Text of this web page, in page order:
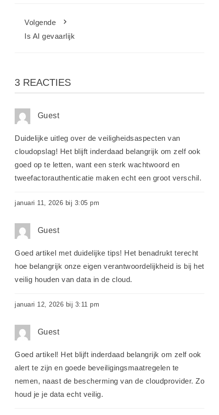
Volgende
Is AI gevaarlijk
3 REACTIES
Guest
Duidelijke uitleg over de veiligheidsaspecten van
cloudopslag! Het blijft inderdaad belangrijk om zelf ook
goed op te letten, want een sterk wachtwoord en
tweefactorauthenticatie maken echt een groot verschil.
januari 11, 2026 bij 3:05 pm
Guest
Goed artikel met duidelijke tips! Het benadrukt terecht
hoe belangrijk onze eigen verantwoordelijkheid is bij het
veilig houden van data in de cloud.
januari 12, 2026 bij 3:11 pm
Guest
Goed artikel! Het blijft inderdaad belangrijk om zelf ook
alert te zijn en goede beveiligingsmaatregelen te
nemen, naast de bescherming van de cloudprovider. Zo
houd je je data echt veilig.